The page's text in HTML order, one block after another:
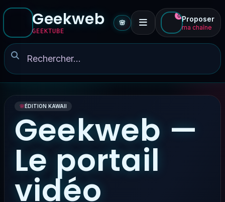
Geekweb
GEEKTUBE
🌸
0 Proposer
ma chaîne
🌸ÉDITION KAWAII
Geekweb —
Le portail
vidéo